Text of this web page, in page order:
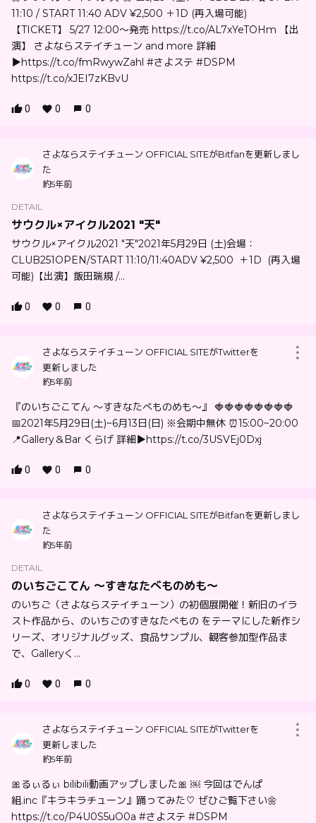
11:10 / START 11:40 ADV ¥2,500 ＋1D (再入場可能)
【TICKET】 5/27 12:00〜発売 https://t.co/AL7xYeTOHm 【出
演】 さよならステイチューン and more 詳細
▶︎https://t.co/fmRwywZahl #さよステ #DSPM
https://t.co/xJEI7zKBvU
0 0 0
さよならステイチューン OFFICIAL SITEがBitfanを更新しまし
た
約5年前
DETAIL
サウクル×アイクル2021 "天"
サウクル×アイクル2021 "天"2021年5月29日 (土)会場：
CLUB251OPEN/START 11:10/11:40ADV ¥2,500 ＋1D (再入場
可能)【出演】飯田瑞規 /...
0 0 0
さよならステイチューン OFFICIAL SITEがTwitterを
更新しました
約5年前
『のいちごこてん 〜すきなたべものめも〜』 🍓🍓🍓🍓🍓🍓🍓🍓
📅2021年5月29日(土)~6月13日(日) ※会期中無休 ⏰15:00~20:00
📍Gallery＆Bar くらげ 詳細▶︎https://t.co/3USVEj0Dxj
0 0 0
さよならステイチューン OFFICIAL SITEがBitfanを更新しまし
た
約5年前
DETAIL
のいちごこてん 〜すきなたべものめも〜
のいちご（さよならステイチューン）の初個展開催！新旧のイラ
スト作品から、のいちごのすきなたべもの をテーマにした新作シ
リーズ、オリジナルグッズ、食品サンプル、観客参加型作品ま
で、Galleryく...
0 0 0
さよならステイチューン OFFICIAL SITEがTwitterを
更新しました
約5年前
🎀るぃるぃ bilibili動画アップしました🎀 ￼ 今回はでんぱ
組.inc『キラキラチューン』踊ってみた♡ ぜひご覧下さい🌼
https://t.co/P4U0S5uO0a #さよステ #DSPM